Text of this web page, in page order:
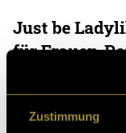
Zustimmung
Just be
für Frauen-
Feminismus
haben sollen als
le die gleichen